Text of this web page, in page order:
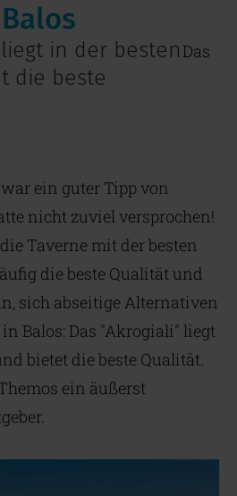
in der besten
die beste
Das
ein guter Tipp von
nicht zuviel versprochen!
Taverne mit der besten
die beste Qualität und
sich abseitige Alternativen
Balos: Das "Akrogiali" liegt
bietet die beste Qualität.
ein äußerst